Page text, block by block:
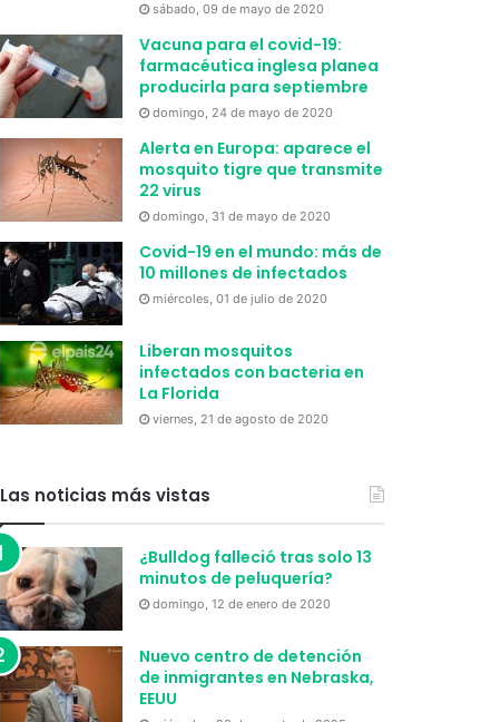
sábado, 09 de mayo de 2020
Vacuna para el covid-19:
farmacéutica inglesa planea
producirla para septiembre
domingo, 24 de mayo de 2020
Alerta en Europa: aparece el
mosquito tigre que transmite
22 virus
domingo, 31 de mayo de 2020
Covid-19 en el mundo: más de
10 millones de infectados
miércoles, 01 de julio de 2020
Liberan mosquitos
infectados con bacteria en
La Florida
viernes, 21 de agosto de 2020
Las noticias más vistas
¿Bulldog falleció tras solo 13
minutos de peluquería?
domingo, 12 de enero de 2020
Nuevo centro de detención
de inmigrantes en Nebraska,
EEUU